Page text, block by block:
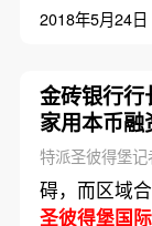
2018年5月24日
金砖银行行
家用本币融
特派圣彼得堡
碍，而区域
圣彼得堡国